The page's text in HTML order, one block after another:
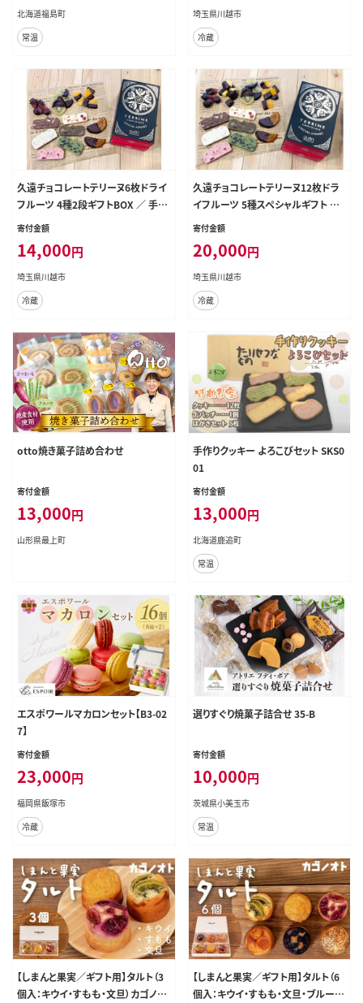
北海道福島町
常温
埼玉県川越市
冷蔵
久遠チョコレートテリーヌ6枚ドライ
フルーツ 4種2段ギフトBOX ／ 手作
り スイーツ 新食感 埼玉県
寄付金額
14,000円
埼玉県川越市
冷蔵
久遠チョコレートテリーヌ12枚ドラ
イフルーツ 5種スペシャルギフト ／
手作り スイーツ 新食感 埼玉県
寄付金額
20,000円
埼玉県川越市
冷蔵
otto焼き菓子詰め合わせ
寄付金額
13,000円
山形県最上町
手作りクッキー よろこびセット SKS0
01
寄付金額
13,000円
北海道鹿追町
常温
エスポワールマカロンセット【B3-02
7】
寄付金額
23,000円
福岡県飯塚市
冷蔵
選りすぐり焼菓子詰合せ 35-B
寄付金額
10,000円
茨城県小美玉市
常温
【しまんと果実／ギフト用】タルト（3
個入：キウイ・すもも・文旦）カゴノオ
【しまんと果実／ギフト用】タルト（6
個入：キウイ・すもも・文旦・ブルーベ